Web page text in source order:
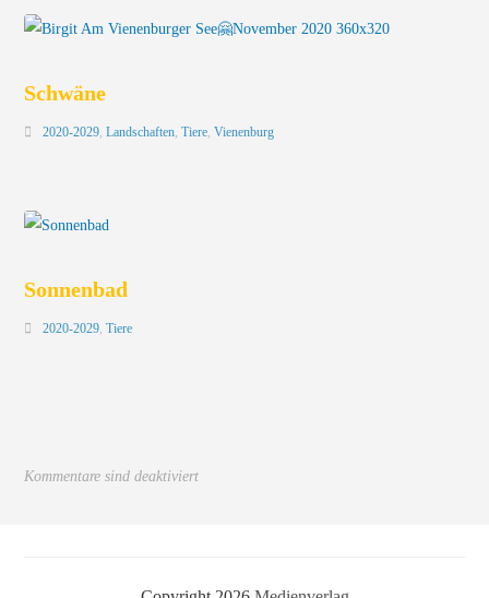
Schwäne
2020-2029,Landschaften,Tiere,Vienenburg
Sonnenbad
2020-2029,Tiere
Kommentare sind deaktiviert